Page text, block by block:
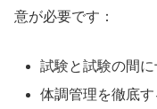
意が必要です：
試験と試験の間
体調管理を徹底す